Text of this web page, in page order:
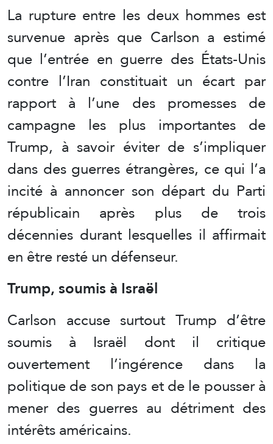
La rupture entre les deux hommes est
survenue après que Carlson a estimé
que l’entrée en guerre des États-Unis
contre l’Iran constituait un écart par
rapport à l’une des promesses de
campagne les plus importantes de
Trump, à savoir éviter de s’impliquer
dans des guerres étrangères, ce qui l’a
incité à annoncer son départ du Parti
républicain après plus de trois
décennies durant lesquelles il affirmait
en être resté un défenseur.
Trump, soumis à Israël
Carlson accuse surtout Trump d’être
soumis à Israël dont il critique
ouvertement l’ingérence dans la
politique de son pays et de le pousser à
mener des guerres au détriment des
intérêts américains.